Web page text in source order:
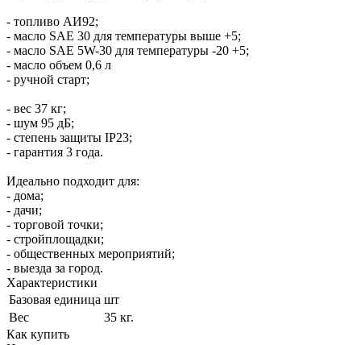
- топливо АИ92;
- масло SAE 30 для температуры выше +5;
- масло SAE 5W-30 для температуры -20 +5;
- масло объем 0,6 л
- ручной старт;
- вес 37 кг;
- шум 95 дБ;
- степень защиты IP23;
- гарантия 3 года.
Идеально подходит для:
- дома;
- дачи;
- торговой точки;
- стройплощадки;
- общественных мероприятий;
- выезда за город.
Характеристики
Базовая единица шт
Вес
35 кг.
Как купить